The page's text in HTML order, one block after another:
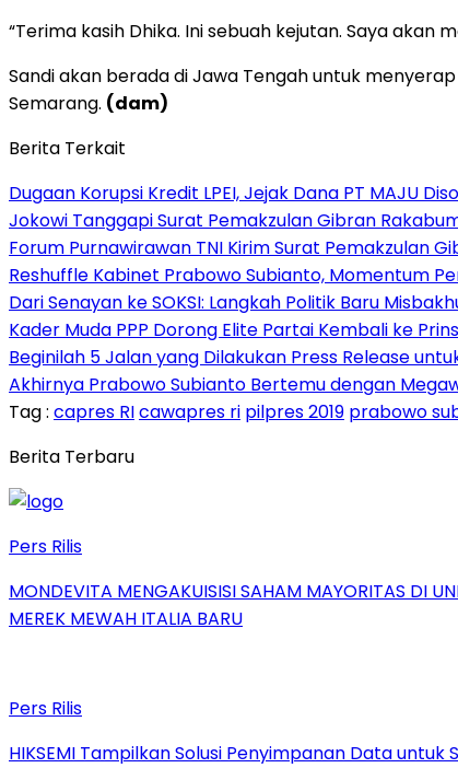
“Terima kasih Dhika. Ini sebuah kejutan. Saya
Sandi akan berada di Jawa Tengah untuk
Semarang. (dam)
Berita Terkait
Dugaan Korupsi Kredit LPEI, Jejak Dana PT MAJU
Jokowi Tanggapi Surat Pemakzulan Gibran
Forum Purnawirawan TNI Kirim Surat Pemakzulan
Reshuffle Kabinet Prabowo Subianto, Momentum
Dari Senayan ke SOKSI: Langkah Politik Baru
Kader Muda PPP Dorong Elite Partai Kembali ke
Beginilah 5 Jalan yang Dilakukan Press Release
Akhirnya Prabowo Subianto Bertemu dengan
Tag : capres RIcawapres ri pilpres 2019 prabowo
Berita Terbaru
Pers Rilis
MONDEVITA MENGAKUISISI SAHAM MAYORITAS DI
MEREK MEWAH ITALIA BARU
Pers Rilis
HIKSEMI Tampilkan Solusi Penyimpanan Data